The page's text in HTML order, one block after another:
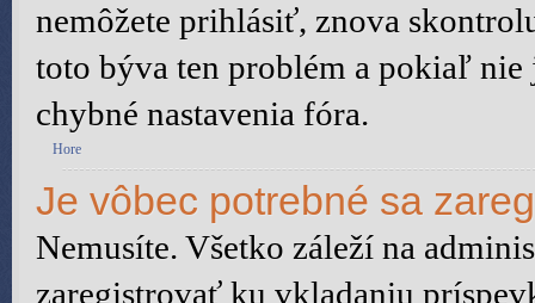
nemôžete prihlásiť, znova
toto býva ten problém a pokiaľ
chybné nastavenia fóra.
Hore
Je vôbec potrebné sa
Nemusíte. Všetko záleží na
zaregistrovať ku vkladaniu